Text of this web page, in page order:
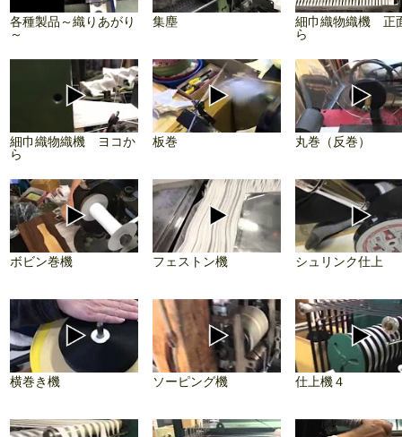
各種製品～織りあがり
～
集塵
細巾織物織機 正
ら
細巾織物織機 ヨコか
ら
板巻 丸巻（反巻）
ボビン巻機 フェストン機 シュリンク仕上
横巻き機 ソーピング機 仕上機４